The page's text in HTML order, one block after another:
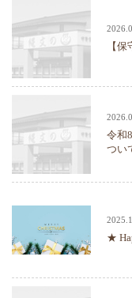
【
令和
つい
★